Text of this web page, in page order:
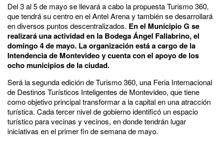
Del 3 al 5 de mayo se llevará a cabo la propuesta Turismo 360,
que tendrá su centro en el Antel Arena y también se desarrollará
en diversos puntos descentralizados. En el Municipio G se
realizará una actividad en la Bodega Ángel Fallabrino, el
domingo 4 de mayo. La organización está a cargo de la
Intendencia de Montevideo y cuenta con el apoyo de los
ocho municipios de la ciudad.
Será la segunda edición de Turismo 360, una Feria Internacional
de Destinos Turísticos Inteligentes de Montevideo, que tiene
como objetivo principal transformar a la capital en una atracción
turística. Cada tercer nivel de gobierno identificó un espacio
turístico para vecinas y vecinos, en donde tendrán lugar
iniciativas en el primer fin de semana de mayo.